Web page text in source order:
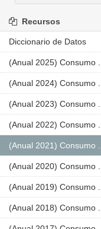
Recursos
Diccionario de Datos
(Anual 2025) Consumo ...
(Anual 2024) Consumo ...
(Anual 2023) Consumo ...
(Anual 2022) Consumo ...
(Anual 2021) Consumo ...
(Anual 2020) Consumo ...
(Anual 2019) Consumo ...
(Anual 2018) Consumo ...